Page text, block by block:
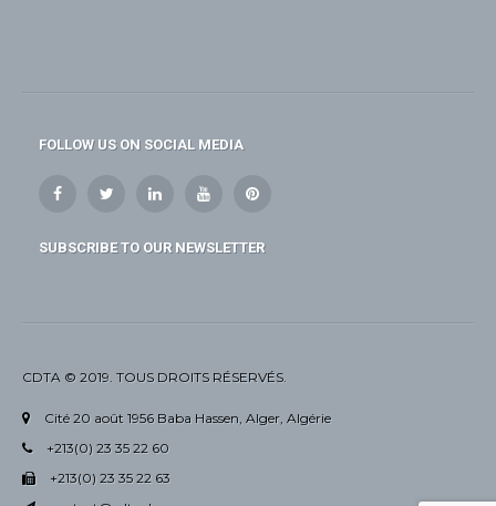
FOLLOW US ON SOCIAL MEDIA
SUBSCRIBE TO OUR NEWSLETTER
CDTA © 2019. TOUS DROITS RÉSERVÉS.
Cité 20 août 1956 Baba Hassen, Alger, Algérie
+213(0) 23 35 22 60
+213(0) 23 35 22 63